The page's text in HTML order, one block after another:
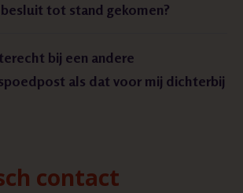
tot stand gekomen?
bij een andere
als dat voor mij dichterbij
contact